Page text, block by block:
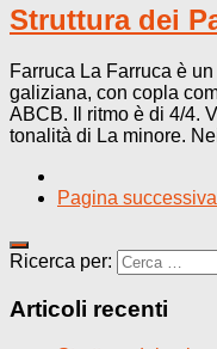
Struttura dei
Farruca La Farruca è
galiziana, con copla
ABCB. Il ritmo è di 4/4.
tonalità di La minore.
Pagina
Ricerca per:
Articoli recenti